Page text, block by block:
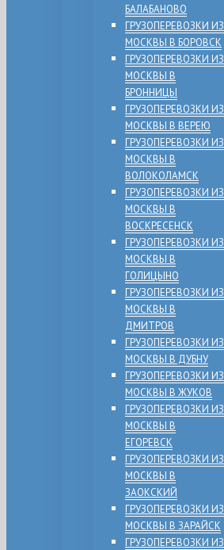
БАЛАБАНОВО
ГРУЗОПЕРЕВОЗКИ ИЗ
МОСКВЫ В БОРОВСК
ГРУЗОПЕРЕВОЗКИ ИЗ
МОСКВЫ В
БРОННИЦЫ
ГРУЗОПЕРЕВОЗКИ ИЗ
МОСКВЫ В ВЕРЕЮ
ГРУЗОПЕРЕВОЗКИ ИЗ
МОСКВЫ В
ВОЛОКОЛАМСК
ГРУЗОПЕРЕВОЗКИ ИЗ
МОСКВЫ В
ВОСКРЕСЕНСК
ГРУЗОПЕРЕВОЗКИ ИЗ
МОСКВЫ В
ГОЛИЦЫНО
ГРУЗОПЕРЕВОЗКИ ИЗ
МОСКВЫ В
ДМИТРОВ
ГРУЗОПЕРЕВОЗКИ ИЗ
МОСКВЫ В ДУБНУ
ГРУЗОПЕРЕВОЗКИ ИЗ
МОСКВЫ В ЖУКОВ
ГРУЗОПЕРЕВОЗКИ ИЗ
МОСКВЫ В
ЕГОРЕВСК
ГРУЗОПЕРЕВОЗКИ ИЗ
МОСКВЫ В
ЗАОКСКИЙ
ГРУЗОПЕРЕВОЗКИ ИЗ
МОСКВЫ В ЗАРАЙСК
ГРУЗОПЕРЕВОЗКИ ИЗ